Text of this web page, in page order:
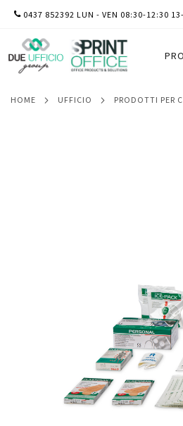
SALTA
CONTENUTO
0437 852392 LUN - VEN 08:30-12:30
HOME UFFICIO PRODOTTI PER
Armadietto di
persone - bianco -